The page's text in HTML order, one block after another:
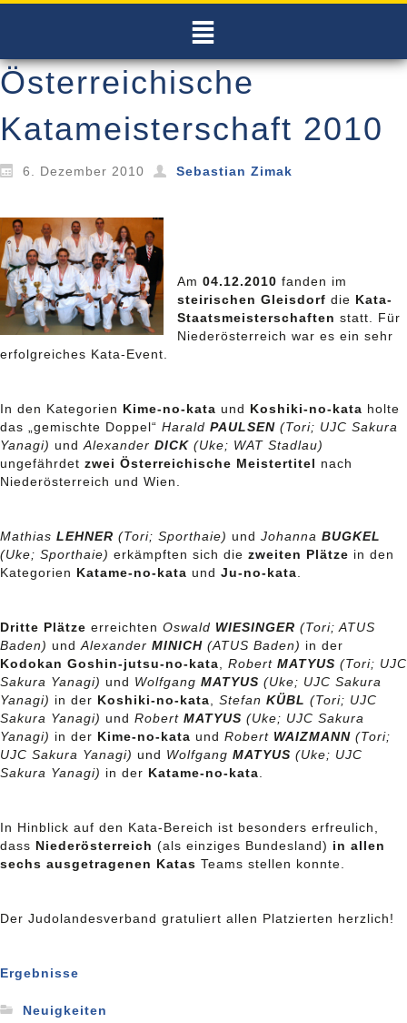
Österreichische
Katameisterschaft 2010
6. Dezember 2010 Sebastian Zimak
Am 04.12.2010 fanden im
steirischen Gleisdorf die Kata-
Staatsmeisterschaften statt. Für
Niederösterreich war es ein sehr
erfolgreiches Kata-Event.
In den Kategorien Kime-no-kata und Koshiki-no-kata holte
das „gemischte Doppel“ Harald PAULSEN (Tori; UJC Sakura
Yanagi) und Alexander DICK (Uke; WAT Stadlau)
ungefährdet zwei Österreichische Meistertitel nach
Niederösterreich und Wien.
Mathias LEHNER (Tori; Sporthaie) und Johanna BUGKEL
(Uke; Sporthaie) erkämpften sich die zweiten Plätze in den
Kategorien Katame-no-kata und Ju-no-kata
Dritte Plätze erreichten Oswald WIESINGER (Tori; ATUS
Baden) und Alexander MINICH (ATUS Baden) in der
Kodokan Goshin-jutsu-no-kata
Robert MATYUS (Tori; UJC
Sakura Yanagi) und Wolfgang MATYUS (Uke; UJC Sakura
Yanagi) in der Koshiki-no-kata Stefan KÜBL (Tori; UJC
Sakura Yanagi) und Robert MATYUS (Uke; UJC Sakura
Yanagi) in der Kime-no-kata und Robert WAIZMANN (Tori;
UJC Sakura Yanagi) und Wolfgang MATYUS (Uke; UJC
Sakura Yanagi) in der Katame-no-kata
In Hinblick auf den Kata-Bereich ist besonders erfreulich,
dass Niederösterreich (als einziges Bundesland) in allen
sechs ausgetragenen Katas Teams stellen konnte.
Der Judolandesverband gratuliert allen Platzierten herzlich!
Ergebnisse
Neuigkeiten